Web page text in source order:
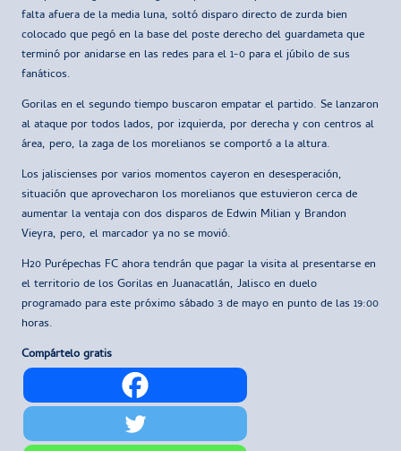
falta afuera de la media luna, soltó disparo directo de zurda bien
colocado que pegó en la base del poste derecho del guardameta que
terminó por anidarse en las redes para el 1-0 para el júbilo de sus
fanáticos.
Gorilas en el segundo tiempo buscaron empatar el partido. Se lanzaron
al ataque por todos lados, por izquierda, por derecha y con centros al
área, pero, la zaga de los morelianos se comportó a la altura.
Los jaliscienses por varios momentos cayeron en desesperación,
situación que aprovecharon los morelianos que estuvieron cerca de
aumentar la ventaja con dos disparos de Edwin Milian y Brandon
Vieyra, pero, el marcador ya no se movió.
H20 Purépechas FC ahora tendrán que pagar la visita al presentarse en
el territorio de los Gorilas en Juanacatlán, Jalisco en duelo
programado para este próximo sábado 3 de mayo en punto de las 19:00
horas.
Compártelo gratis